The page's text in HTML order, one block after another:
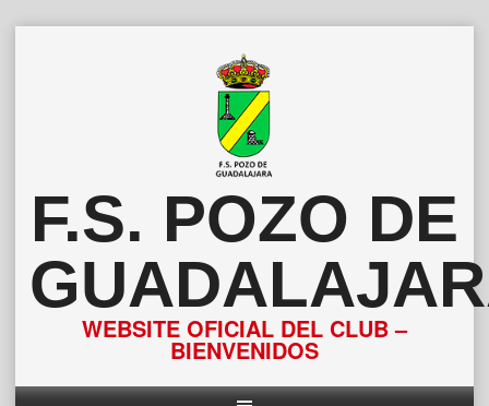
F.S. POZO DE
WEBSITE OFICIAL DEL CLUB –
BIENVENIDOS